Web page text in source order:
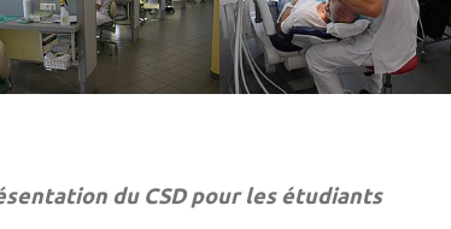
du CSD pour les étudiants